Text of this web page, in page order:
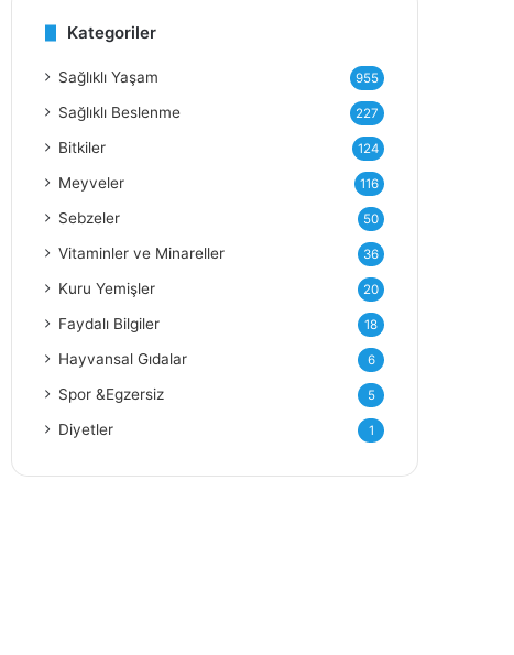
e
Kategoriler
Sağlıklı Yaşam 955
Sağlıklı Beslenme 227
Bitkiler 124
Meyveler 116
Sebzeler 50
Vitaminler ve Minareller 36
Kuru Yemişler 20
Faydalı Bilgiler 18
Hayvansal Gıdalar 6
Spor &Egzersiz 5
Diyetler 1